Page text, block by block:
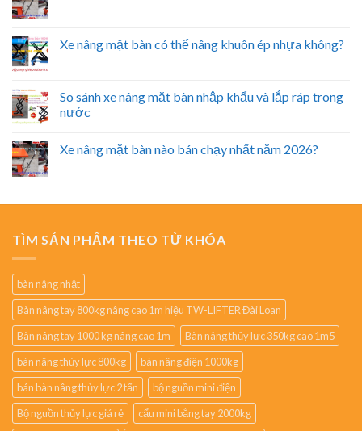
Xe nâng mặt bàn có thể nâng khuôn ép nhựa không?
So sánh xe nâng mặt bàn nhập khẩu và lắp ráp trong
nước
Xe nâng mặt bàn nào bán chạy nhất năm 2026?
TÌM SẢN PHẨM THEO TỪ KHÓA
bàn nâng nhật
Bàn nâng tay 800kg nâng cao 1m hiệu TW-LIFTER Đài Loan
Bàn nâng tay 1000 kg nâng cao 1m
Bàn nâng thủy lực 350kg cao 1m5
bàn nâng thủy lực 800kg
bàn nâng điện 1000kg
bán bàn nâng thủy lực 2 tấn
bộ nguồn mini điện
Bộ nguồn thủy lực giá rẻ
cẩu mini bằng tay 2000kg